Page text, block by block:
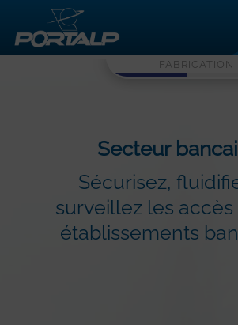
FABRICATION
Secteur
Sécurisez,
surveillez les accès
établissements